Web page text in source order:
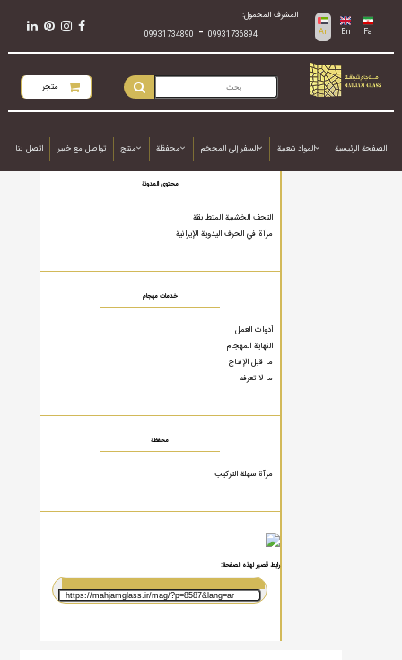
Fa
En
Ar
المشرف المحمول:
09931736894
-
09931734890
متجر
الصفحة الرئيسية المواد شعبية السفر إلى المحجَم محفظة منتج تواصل مع خبير اتصل بنا
محتوى المدونة
التحف الخشبية المتطابقة
مرآة في الحرف اليدوية الإيرانية
خدمات مهجام
أدوات العمل
النهاية المهجام
ما قبل الإنتاج
ما لا تعرفه
محفظة
مرآة سهلة التركيب
رابط قصير لهذه الصفحة: